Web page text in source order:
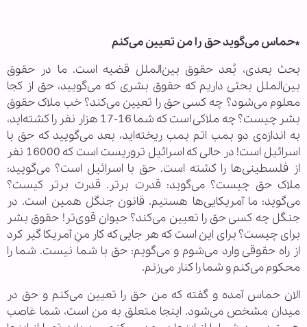
*حماس می‌گوید حق را من تعیین می‌کنم
بحث بعدی، بُعد حقوق بین‌الملل قضیه است. ما در حقوق
بین‌الملل بحثی داریم که حقوق بشری که می‌گویید، حق از کجا
معلوم می‌شود؟ چه کسی حق را تعیین می‌کند؟ خب ملاک حقوق
بشر چیست؟ چه ملاکی است که شما 16-17 هزار نفر را کشته‌اید،
به اندازه‌ی دو بمب اتم بمب ریخته‌اید، بعد می‌گویید که حق با
اسرائیل است! در حالی که اسرائیل تروریست است که 16000 نفر
از فلسطینی‌ها را کشته‌ است. حق با اسرائیل است؟ می‌گویید:
ملاک حق چیست؟ می‌گوید: قدرت برتر. قدرت برتر کیست؟
می‌گوید: ما آمریکایی‌ها هستیم. قانون جنگل همین است. در
جنگل چه کسی حق را تعیین می‌کند؟ حیوان قوی‌تر! حقوق بشر
برای چیست؟ برای این است که هر جایی که کار منِ آمریکا گیر کرد
از راه حقوقی وارد می‌شوم و می‌گویم: حق با شما نیست. شما را
محکوم می‌کنم و شما را کنار می‌زنم.
الان حماس آمده و گفته که من حق را تعیین می‌کنم و حق در
میدان مشخص می‌شود. اینجا متعلق به من است، شما غاصب